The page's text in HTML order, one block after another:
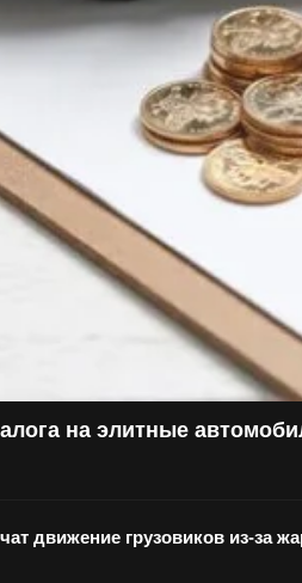
на элитные
движение грузовиков из-за